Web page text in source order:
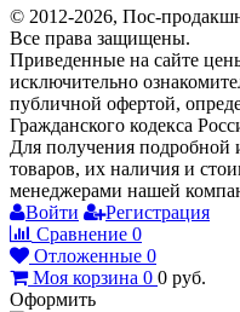
© 2012-2026, Пос-
Все права защищены.
Приведенные на сайте
исключительно
публичной офертой,
Гражданского кодекса
Для получения подробной
товаров, их наличия и
менеджерами нашей
Войти
Регистрация
Сравнение 0
Отложенные 0
Моя корзина 0 0 руб.
Оформить